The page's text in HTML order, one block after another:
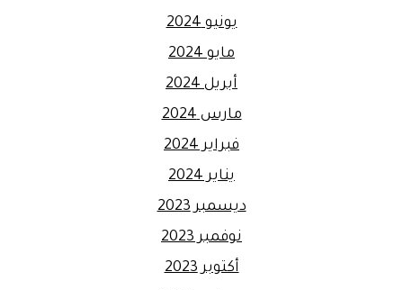
يونيو 2024
مايو 2024
أبريل 2024
مارس 2024
فبراير 2024
يناير 2024
ديسمبر 2023
نوفمبر 2023
أكتوبر 2023